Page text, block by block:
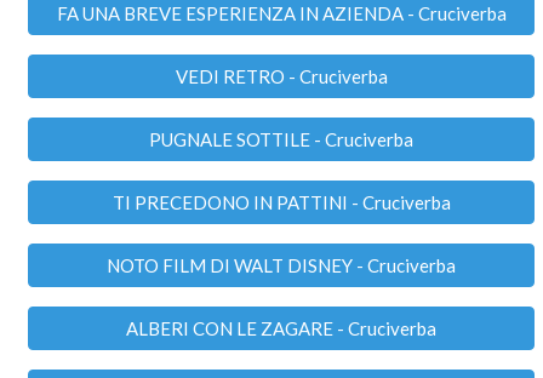
FA UNA BREVE ESPERIENZA IN AZIENDA - Cruciverba
VEDI RETRO - Cruciverba
PUGNALE SOTTILE - Cruciverba
TI PRECEDONO IN PATTINI - Cruciverba
NOTO FILM DI WALT DISNEY - Cruciverba
ALBERI CON LE ZAGARE - Cruciverba